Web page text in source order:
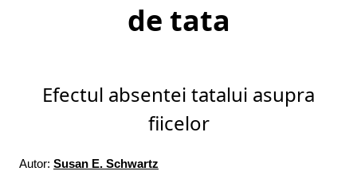
de tata
Efectul absentei tatalui asupra
fiicelor
Autor: Susan E. Schwartz